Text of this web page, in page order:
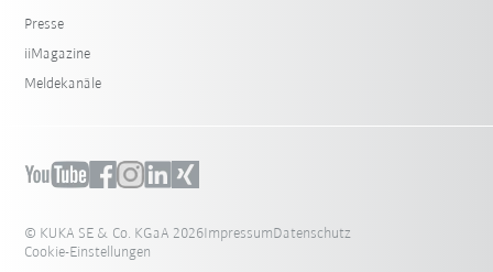
Presse
iiMagazine
Meldekanäle
© KUKA SE & Co. KGaA 2026ImpressumDatenschutz
Cookie-Einstellungen